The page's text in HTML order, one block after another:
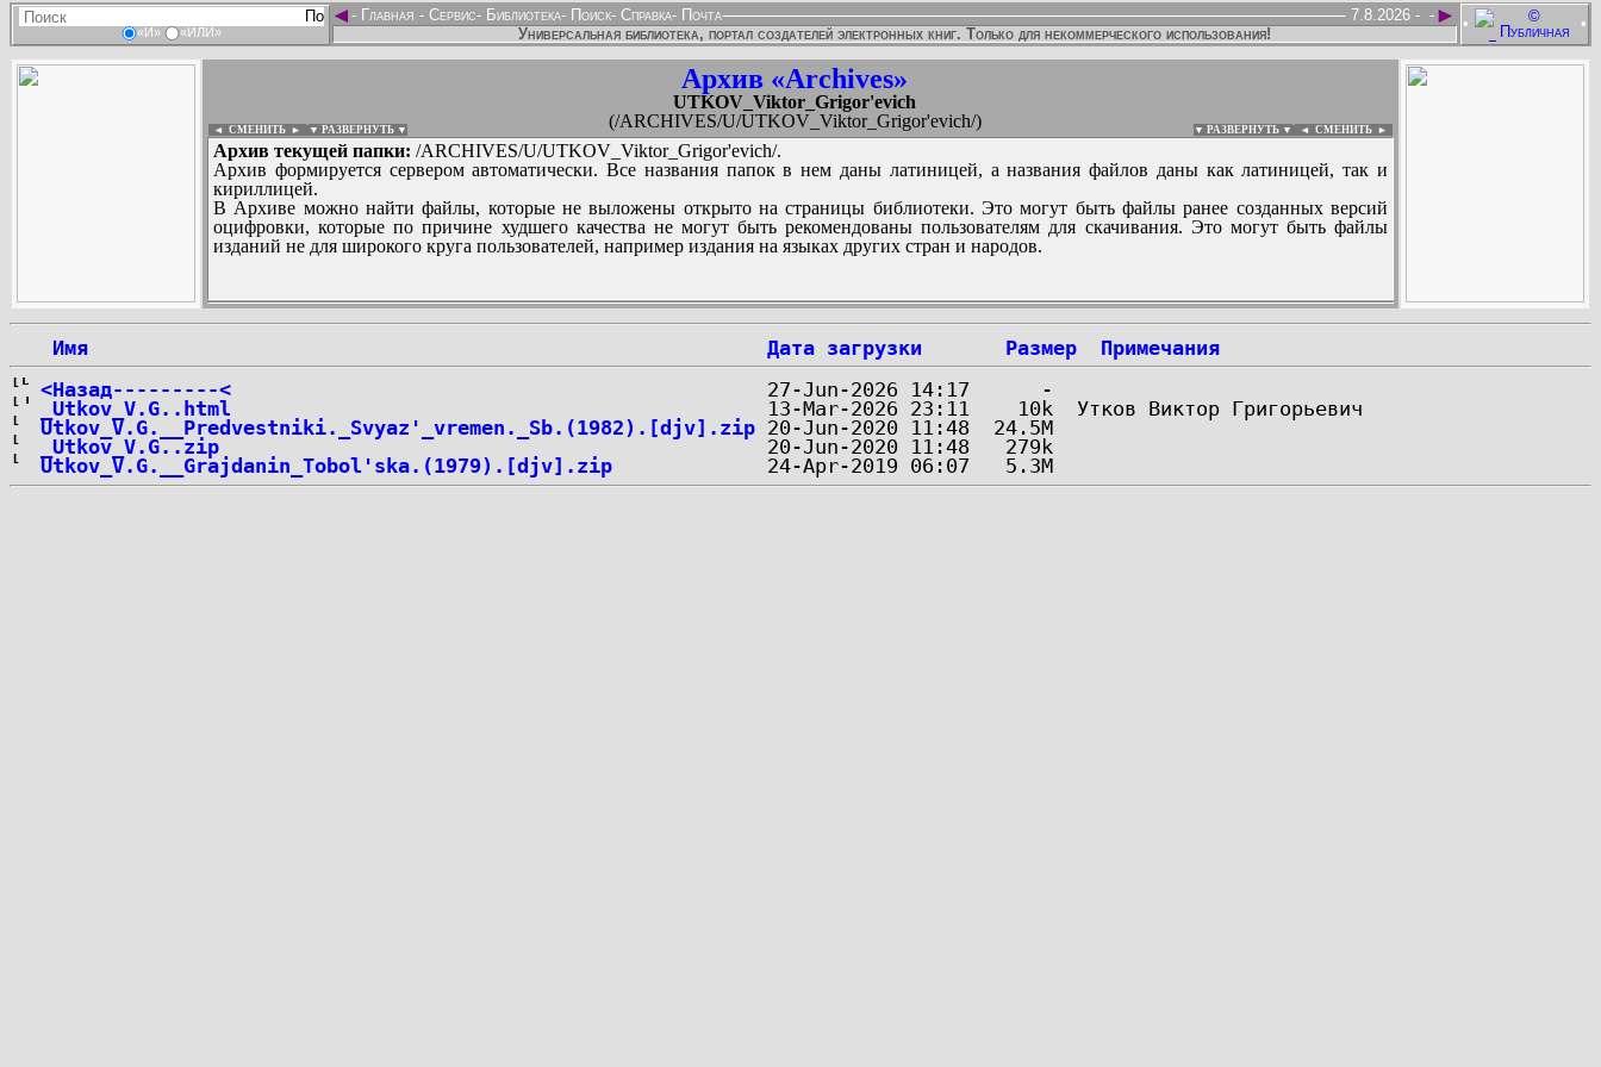
«И» «ИЛИ»
• •
◄ ►
- Главная - Сервис- Библиотека- Поиск- Справка- Почта -
7.8.2026 -
Универсальная библиотека, портал создателей электронных книг. Только для некоммерческого использования!
Архив «Archives»
UTKOV_Viktor_Grigor'evich
(/ARCHIVES/U/UTKOV_Viktor_Grigor'evich/)
◄ СМЕНИТЬ ► ▼ РАЗВЕРНУТЬ ▼ ▼ РАЗВЕРНУТЬ ▼ ◄ СМЕНИТЬ ►
Архив текущей папки: /ARCHIVES/U/UTKOV_Viktor_Grigor'evich/.
Архив формируется сервером автоматически. Все названия папок в нем даны латиницей, а названия файлов даны как латиницей, так и
кириллицей.
В Архиве можно найти файлы, которые не выложены открыто на страницы библиотеки. Это могут быть файлы ранее созданных версий
оцифровки, которые по причине худшего качества не могут быть рекомендованы пользователям для скачивания. Это могут быть файлы
изданий не для широкого круга пользователей, например издания на языках других стран и народов.
:
...
Имя Дата загрузки Размер
Примечания
<Назад---------<
_Utkov_V.G..html
Utkov_V.G.__Predvestniki._Svyaz'_vremen._Sb.(1982).[djv].zip
_Utkov_V.G..zip
Utkov_V.G.__Grajdanin_Tobol'ska.(1979).[djv].zip